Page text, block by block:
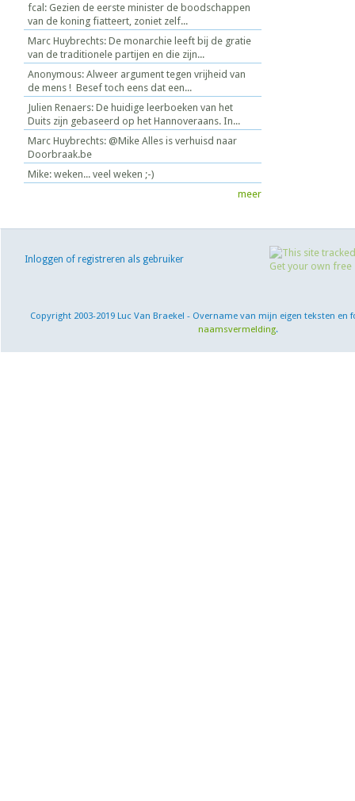
fcal: Gezien de eerste minister de boodschappen
van de koning fiatteert, zoniet zelf...
Marc Huybrechts: De monarchie leeft bij de gratie
van de traditionele partijen en die zijn...
Anonymous: Alweer argument tegen vrijheid van
de mens ! Besef toch eens dat een...
Julien Renaers: De huidige leerboeken van het
Duits zijn gebaseerd op het Hannoveraans. In...
Marc Huybrechts: @Mike Alles is verhuisd naar
Doorbraak.be
Mike: weken... veel weken ;-)
meer
Inloggen of registreren als gebruiker
Copyright 2003-2019 Luc Van Braekel - Overname van mijn eigen teksten en
naamsvermelding.